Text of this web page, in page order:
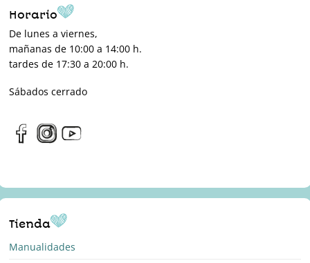
Horario
De lunes a viernes,
mañanas de 10:00 a 14:00 h.
tardes de 17:30 a 20:00 h.
Sábados cerrado
Tienda
Manualidades